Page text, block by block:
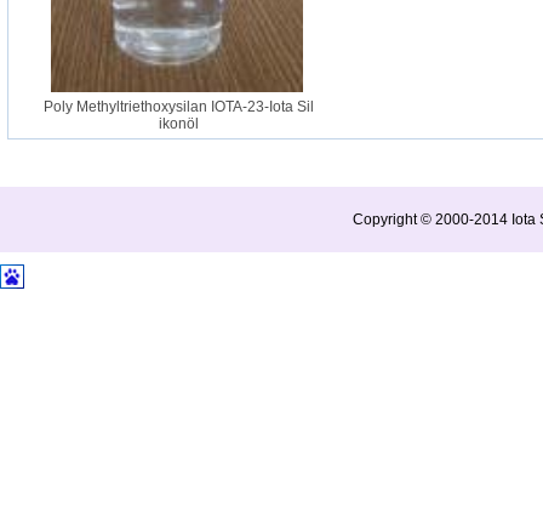
Poly Methyltriethoxysilan IOTA-23-Iota Sil
ikonöl
Copyright © 2000-2014 Iota